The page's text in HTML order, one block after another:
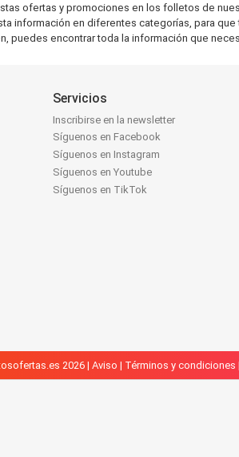
ofertas y promociones en los folletos de
información en diferentes categorías, para
puedes encontrar toda la información que
Servicios
Inscribirse en la newsletter
Síguenos en Facebook
Síguenos en Instagram
Síguenos en Youtube
Síguenos en TikTok
2026 | Aviso | Términos y condiciones |